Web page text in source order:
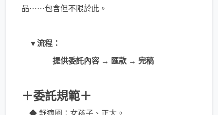
品⋯⋯包含但不限於此。
▼流程：
提供委託內容 → 匯款 → 完稿
＋委託規範＋